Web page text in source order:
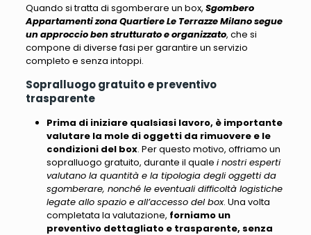
Quando si tratta di sgomberare un box, Sgombero
Appartamenti zona Quartiere Le Terrazze Milano segue
un approccio ben strutturato e organizzato, che si
compone di diverse fasi per garantire un servizio
completo e senza intoppi.
Sopralluogo gratuito e preventivo
trasparente
Prima di iniziare qualsiasi lavoro, è importante
valutare la mole di oggetti da rimuovere e le
condizioni del box. Per questo motivo, offriamo un
sopralluogo gratuito, durante il quale i nostri esperti
valutano la quantità e la tipologia degli oggetti da
sgomberare, nonché le eventuali difficoltà logistiche
legate allo spazio e all’accesso del box. Una volta
completata la valutazione, forniamo un
preventivo dettagliato e trasparente, senza